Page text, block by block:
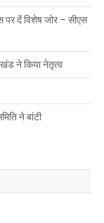
पर दें विशेष जोर – सीएस
ने किया नेतृत्व
ने बांटी